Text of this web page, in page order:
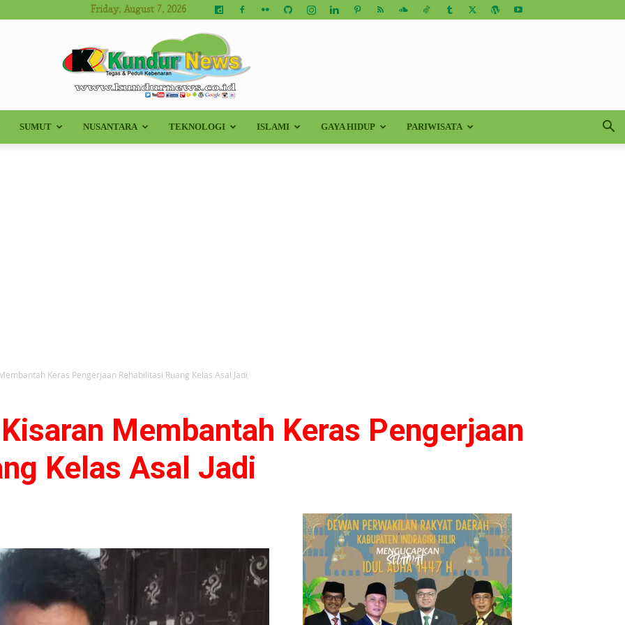
Friday, August 7, 2026
Kundur
SUMUT NUSANTARA TEKNOLOGI ISLAMI GAYA HIDUP PARIWISATA
Keras Pengerjaan Rehabilitasi Ruang Kelas Asal Jadi
Membantah Keras Pengerjaan
Kelas Asal Jadi